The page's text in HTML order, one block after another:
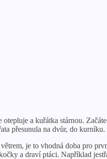
a kuřátka stárnou.
přesunula na dvůr, do
je to vhodná doba pro
a draví ptáci. Například